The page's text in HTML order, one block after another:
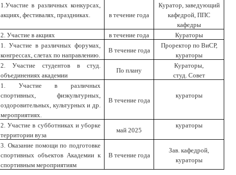
1.Участие в различных конкурсах,
акциях, фестивалях, праздниках.
в течение года
Куратор, заведующий
кафедрой, ППС
кафедры
2. Участие в акциях
в течение года Кураторы
1. Участие в различных форумах,
конгрессах, слетах по направлению.
В течение года
Проректор по ВиСР,
кураторы
2. Участие студентов в студ.
объединениях академии
По плану
Кураторы,
студ. Совет
1. Участие в различных
спортивных, физкультурных,
оздоровительных, культурных и др.
мероприятиях.
В течение года
кураторы
2. Участие в субботниках и уборке
территории вуза
май 2025
кураторы
3. Оказание помощи по подготовке
спортивных объектов Академии к
спортивным мероприятиям
В течение года
Зав. кафедрой,
кураторы